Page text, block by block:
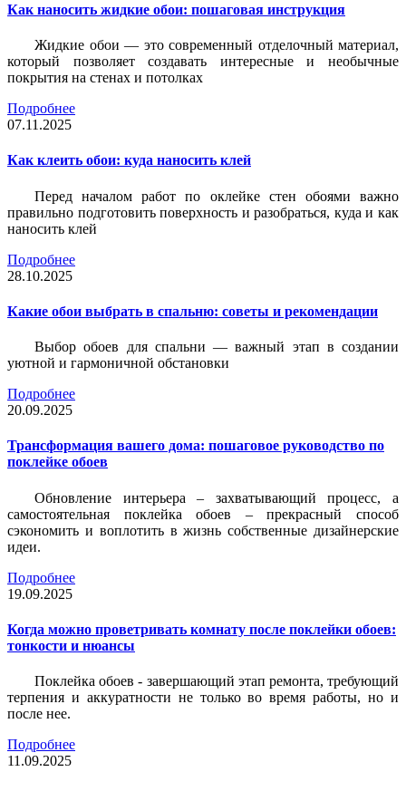
Как наносить жидкие обои: пошаговая инструкция
Жидкие обои — это современный отделочный материал,
который позволяет создавать интересные и необычные
покрытия на стенах и потолках
Подробнее
07.11.2025
Как клеить обои: куда наносить клей
Перед началом работ по оклейке стен обоями важно
правильно подготовить поверхность и разобраться, куда и как
наносить клей
Подробнее
28.10.2025
Какие обои выбрать в спальню: советы и рекомендации
Выбор обоев для спальни — важный этап в создании
уютной и гармоничной обстановки
Подробнее
20.09.2025
Трансформация вашего дома: пошаговое руководство по
поклейке обоев
Обновление интерьера – захватывающий процесс, а
самостоятельная поклейка обоев – прекрасный способ
сэкономить и воплотить в жизнь собственные дизайнерские
идеи.
Подробнее
19.09.2025
Когда можно проветривать комнату после поклейки обоев:
тонкости и нюансы
Поклейка обоев - завершающий этап ремонта, требующий
терпения и аккуратности не только во время работы, но и
после нее.
Подробнее
11.09.2025